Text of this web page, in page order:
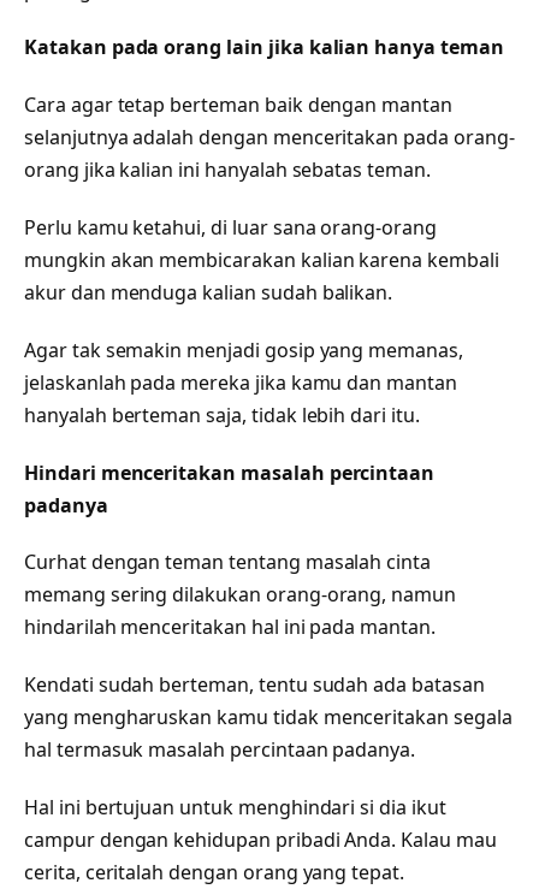
Katakan pada orang lain jika kalian hanya teman
Cara agar tetap berteman baik dengan mantan
selanjutnya adalah dengan menceritakan pada orang-
orang jika kalian ini hanyalah sebatas teman.
Perlu kamu ketahui, di luar sana orang-orang
mungkin akan membicarakan kalian karena kembali
akur dan menduga kalian sudah balikan.
Agar tak semakin menjadi gosip yang memanas,
jelaskanlah pada mereka jika kamu dan mantan
hanyalah berteman saja, tidak lebih dari itu.
Hindari menceritakan masalah percintaan
padanya
Curhat dengan teman tentang masalah cinta
memang sering dilakukan orang-orang, namun
hindarilah menceritakan hal ini pada mantan.
Kendati sudah berteman, tentu sudah ada batasan
yang mengharuskan kamu tidak menceritakan segala
hal termasuk masalah percintaan padanya.
Hal ini bertujuan untuk menghindari si dia ikut
campur dengan kehidupan pribadi Anda. Kalau mau
cerita, ceritalah dengan orang yang tepat.